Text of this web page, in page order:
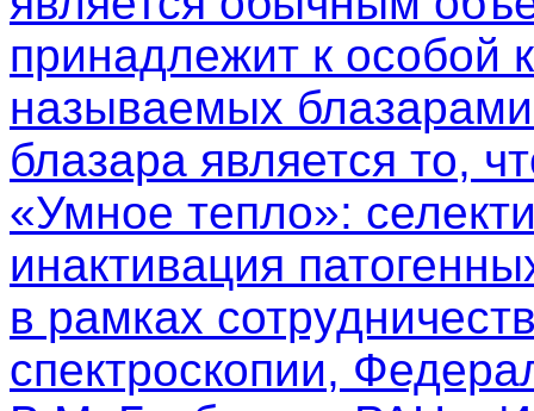
принадлежит к особой
называемых
блазара является то,
«Умное тепло»:
инактивация
в рамках
спектроскопии,